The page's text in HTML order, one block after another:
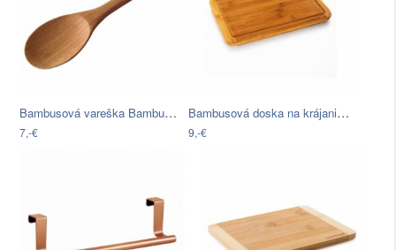
Bambusová vareška Bambum Caprino
7,-€
Bambusová doska na krájanie Bambum,…
9,-€